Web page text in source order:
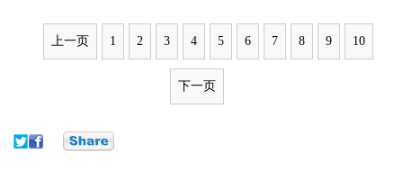
上一页 1 2 3 4 5 6 7 8 9 10
下一页